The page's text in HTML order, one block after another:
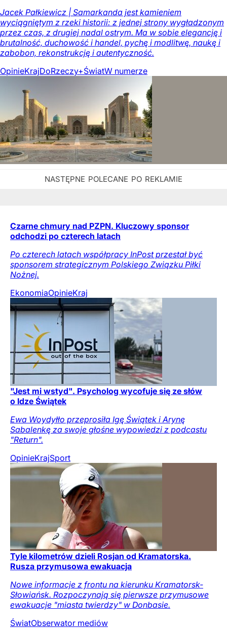
Jacek Pałkiewicz | Samarkanda jest kamieniem
wyciągniętym z rzeki historii: z jednej strony wygładzonym
przez czas, z drugiej nadal ostrym. Ma w sobie elegancję i
brutalność, duchowość i handel, pychę i modlitwę, naukę i
zabobon, rekonstrukcję i autentyczność.
OpinieKrajDoRzeczy+ŚwiatW numerze
Czarne chmury nad PZPN. Kluczowy sponsor
odchodzi po czterech latach
Po czterech latach współpracy InPost przestał być
sponsorem strategicznym Polskiego Związku Piłki
Nożnej.
EkonomiaOpinieKraj
"Jest mi wstyd". Psycholog wycofuje się ze słów
o Idze Świątek
Ewa Woydyłło przeprosiła Igę Świątek i Arynę
Sabalenkę za swoje głośne wypowiedzi z podcastu
"Return".
OpinieKrajSport
Tyle kilometrów dzieli Rosjan od Kramatorska.
Rusza przymusowa ewakuacja
Nowe informacje z frontu na kierunku Kramatorsk-
Słowiańsk. Rozpoczynają się pierwsze przymusowe
ewakuacje "miasta twierdzy" w Donbasie.
ŚwiatObserwator mediów